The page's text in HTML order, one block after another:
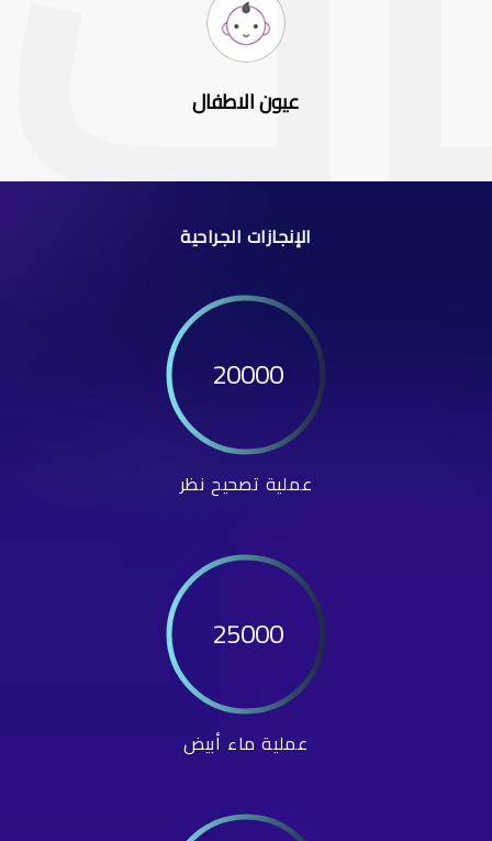
عيون الاطفال
الإنجازات الجراحية
20000
عملية تصحيح نظر
25000
عملية ماء أبيض